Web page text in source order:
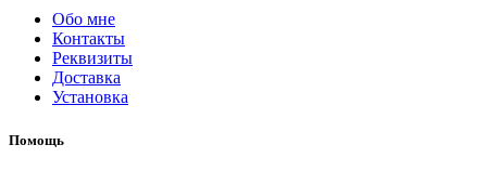
Обо мне
Контакты
Реквизиты
Доставка
Установка
Помощь